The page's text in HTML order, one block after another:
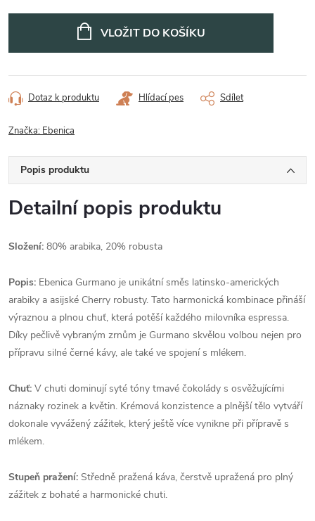
VLOŽIT DO KOŠÍKU
Dotaz k produktu Hlídací pes Sdílet
Značka: Ebenica
Popis produktu
Detailní popis produktu
Složení: 80% arabika, 20% robusta
Popis: Ebenica Gurmano je unikátní směs latinsko-amerických
arabiky a asijské Cherry robusty. Tato harmonická kombinace přináší
výraznou a plnou chuť, která potěší každého milovníka espressa.
Díky pečlivě vybraným zrnům je Gurmano skvělou volbou nejen pro
přípravu silné černé kávy, ale také ve spojení s mlékem.
Chuť: V chuti dominují syté tóny tmavé čokolády s osvěžujícími
náznaky rozinek a květin. Krémová konzistence a plnější tělo vytváří
dokonale vyvážený zážitek, který ještě více vynikne při přípravě s
mlékem.
Stupeň pražení: Středně pražená káva, čerstvě upražená pro plný
zážitek z bohaté a harmonické chuti.